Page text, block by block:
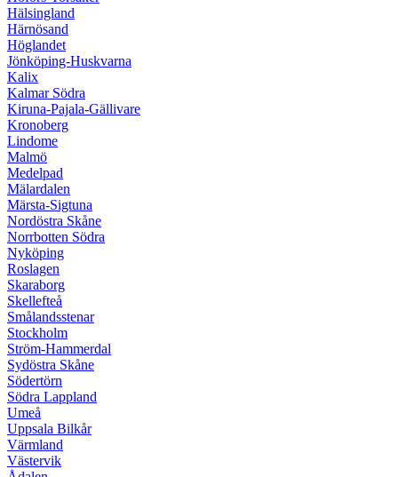
Hälsingland
Härnösand
Höglandet
Jönköping-Huskvarna
Kalix
Kalmar Södra
Kiruna-Pajala-Gällivare
Kronoberg
Lindome
Malmö
Medelpad
Mälardalen
Märsta-Sigtuna
Nordöstra Skåne
Norrbotten Södra
Nyköping
Roslagen
Skaraborg
Skellefteå
Smålandsstenar
Stockholm
Ström-Hammerdal
Sydöstra Skåne
Södertörn
Södra Lappland
Umeå
Uppsala Bilkår
Värmland
Västervik